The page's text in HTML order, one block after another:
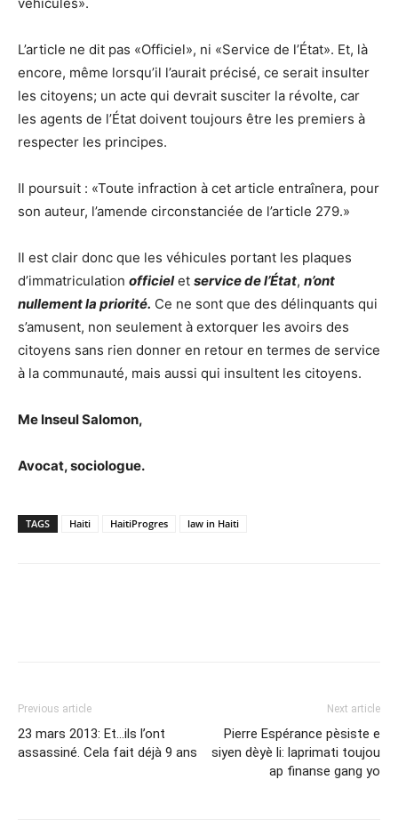
L’article ne dit pas «Officiel», ni «Service de l’État». Et, là
encore, même lorsqu’il l’aurait précisé, ce serait insulter
les citoyens; un acte qui devrait susciter la révolte, car
les agents de l’État doivent toujours être les premiers à
respecter les principes.
Il poursuit : «Toute infraction à cet article entraînera, pour
son auteur, l’amende circonstanciée de l’article 279.»
Il est clair donc que les véhicules portant les plaques
d’immatriculation officielet service de l’État, n’ont
nullement la priorité. Ce ne sont que des délinquants qui
s’amusent, non seulement à extorquer les avoirs des
citoyens sans rien donner en retour en termes de service
à la communauté, mais aussi qui insultent les citoyens.
Me Inseul Salomon,
Avocat, sociologue.
TAGS Haiti HaitiProgres law in Haiti
Previous article
23 mars 2013: Et…ils l’ont
assassiné. Cela fait déjà 9 ans
Next article
Pierre Espérance pèsiste e
siyen dèyè li: laprimati toujou
ap finanse gang yo